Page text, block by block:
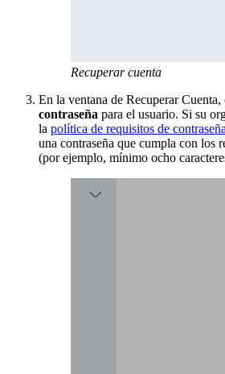
Recuperar cuenta
En la ventana de Recuperar Cuenta,
contraseña para el usuario. Si su
la política de requisitos de
una contraseña que cumpla con los
(por ejemplo, mínimo ocho